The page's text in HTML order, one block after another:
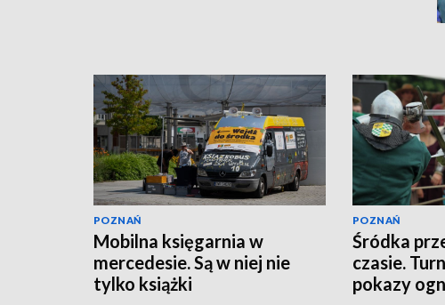
POZNAŃ
Mobilna księgarnia w
mercedesie. Są w niej nie
tylko książki
POZNAŃ
Śródka
czasie.
pokazy